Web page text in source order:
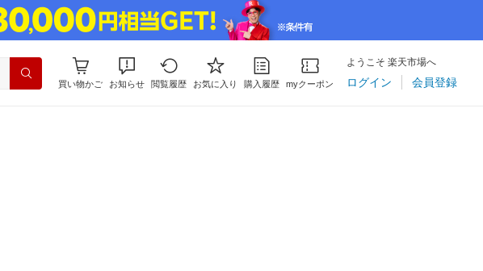
買い物かご お知らせ 閲覧履歴 お気に入り 購入履歴 myクーポン
ようこそ 楽天市場へ
ログイン 会員登録